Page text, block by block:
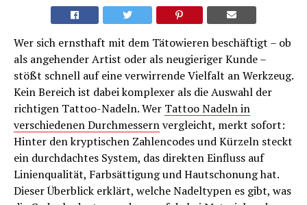
Wer sich ernsthaft mit dem Tätowieren beschäftigt – ob
als angehender Artist oder als neugieriger Kunde –
stößt schnell auf eine verwirrende Vielfalt an Werkzeug.
Kein Bereich ist dabei komplexer als die Auswahl der
richtigen Tattoo-Nadeln. Wer Tattoo Nadeln in
verschiedenen Durchmessernvergleicht, merkt sofort:
Hinter den kryptischen Zahlencodes und Kürzeln steckt
ein durchdachtes System, das direkten Einfluss auf
Linienqualität, Farbsättigung und Hautschonung hat.
Dieser Überblick erklärt, welche Nadeltypen es gibt, was